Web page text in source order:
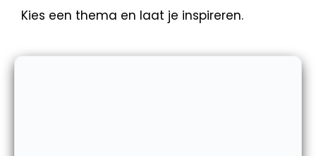
Kies een thema en laat je inspireren.